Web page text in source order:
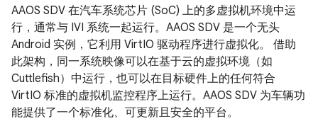
AAOS SDV 在汽车系统芯片 (SoC) 上的多虚拟机环境中运
行，通常与 IVI 系统一起运行。AAOS SDV 是一个无头
Android 实例，它利用 VirtIO 驱动程序进行虚拟化。 借助
此架构，同一系统映像可以在基于云的虚拟环境（如
Cuttlefish）中运行，也可以在目标硬件上的任何符合
VirtIO 标准的虚拟机监控程序上运行。AAOS SDV 为车辆功
能提供了一个标准化、可更新且安全的平台。